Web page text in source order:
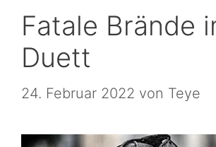
Fatale Brände
Duett
24. Februar 2022 von Teye